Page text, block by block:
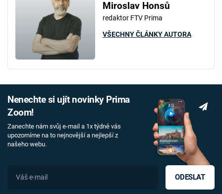
Miroslav Honsů
redaktor FTV Prima
VŠECHNY ČLÁNKY AUTORA
Nenechte si ujít novinky Prima
Zoom!
Zanechte nám svůj e-mail a 1x týdně vás
upozorníme na to nejnovější a nejlepší z
našeho webu.
ODESLAT